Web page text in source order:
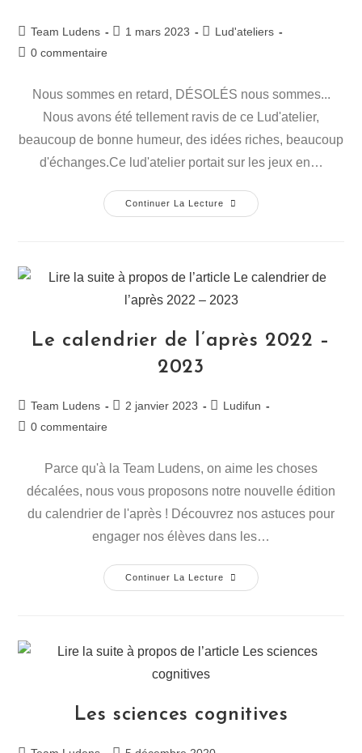
Team Ludens 1 mars 2023
Lud'ateliers
0 commentaire
Nous sommes en retard, DÉSOLÉS nous sommes...
Nous avons été tellement ravis de ce Lud'atelier,
beaucoup de bonne humeur, des idées riches, beaucoup
d'échanges.Ce lud'atelier portait sur les jeux en…
Continuer La Lecture
Le calendrier de l’après 2022 –
2023
Team Ludens 2 janvier 2023
Ludifun
0 commentaire
Parce qu'à la Team Ludens, on aime les choses
décalées, nous vous proposons notre nouvelle édition
du calendrier de l'après ! Découvrez nos astuces pour
engager nos élèves dans les…
Continuer La Lecture
Les sciences cognitives